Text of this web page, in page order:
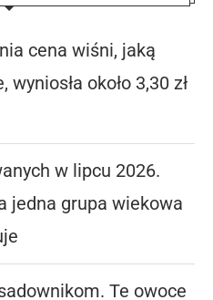
cena wiśni, jaką
około 3,30 zł
w lipcu 2026.
jedna grupa wiekowa
Te owoce